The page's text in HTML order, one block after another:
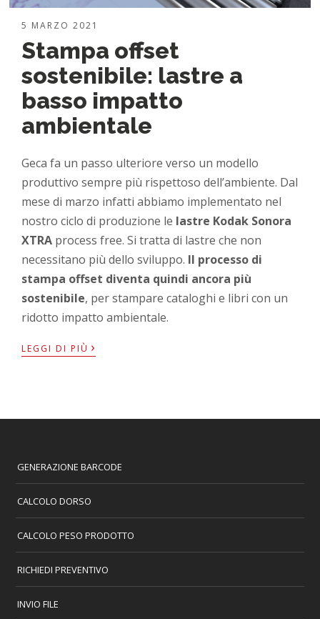
5 MARZO 2021
Stampa offset
sostenibile: lastre a
basso impatto
ambientale
Geca fa un passo ulteriore verso un modello
produttivo sempre più rispettoso dell’ambiente. Dal
mese di marzo infatti abbiamo implementato nel
nostro ciclo di produzione le lastre Kodak Sonora
XTRA process free. Si tratta di lastre che non
necessitano più dello sviluppo. Il processo di
stampa offset diventa quindi ancora più
sostenibile, per stampare cataloghi e libri con un
ridotto impatto ambientale.
LEGGI DI PIÙ ›
GENERAZIONE BARCODE
CALCOLO DORSO
CALCOLO PESO PRODOTTO
RICHIEDI PREVENTIVO
INVIO FILE